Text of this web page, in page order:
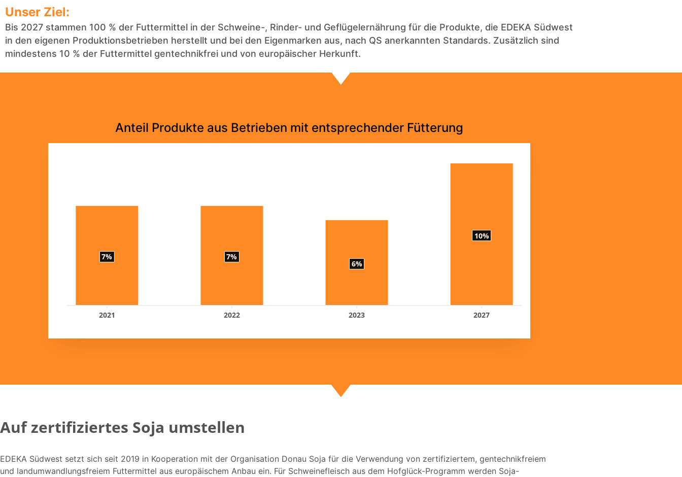
Unser Ziel:
Bis 2027 stammen 100 % der Futtermittel in der Schweine-, Rinder- und Geflügelernährung für die Produkte, die EDEKA Südwest
in den eigenen Produktionsbetrieben herstellt und bei den Eigenmarken aus, nach QS anerkannten Standards. Zusätzlich sind
mindestens 10 % der Futtermittel gentechnikfrei und von europäischer Herkunft.
Anteil Produkte aus Betrieben mit entsprechender Fütterung
7% 7%
6%
10%
2021 2022 2023 2027
Auf zertifiziertes Soja umstellen
EDEKA Südwest setzt sich seit 2019 in Kooperation mit der Organisation Donau Soja für die Verwendung von zertifiziertem, gentechnikfreiem
und landumwandlungsfreiem Futtermittel aus europäischem Anbau ein. Für Schweinefleisch aus dem Hofglück-Programm werden Soja-